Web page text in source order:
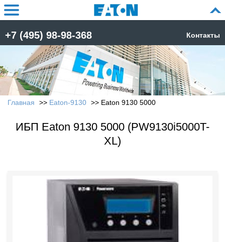
+7 (495) 98-98-368 Контакты
Главная Eaton-9130 Eaton 9130 5000
ИБП Eaton 9130 5000 (PW9130i5000T-
XL)